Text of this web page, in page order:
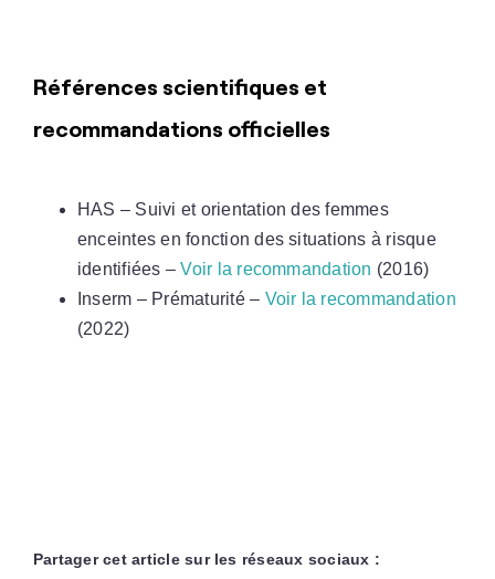
Références scientifiques et
recommandations officielles
HAS – Suivi et orientation des femmes
enceintes en fonction des situations à risque
identifiées –Voir la recommandation (2016)
Inserm – Prématurité – Voir la recommandation
(2022)
Partager cet article sur les réseaux sociaux :